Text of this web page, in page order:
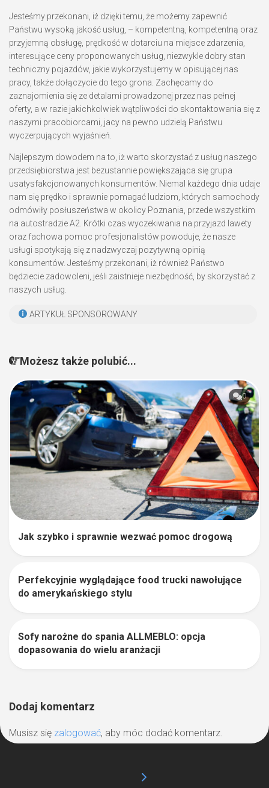
Jesteśmy przekonani, iż dzięki temu, że możemy zapewnić
Państwu wysoką jakość usług, – kompetentną, kompetentną oraz
przyjemną obsługę, prędkość w dotarciu na miejsce zdarzenia,
interesujące ceny proponowanych usług, niezwykle dobry stan
techniczny pojazdów, jakie wykorzystujemy w opisującej nas
pracy, także dołączycie do tego grona. Zachęcamy do
zaznajomienia się ze detalami prowadzonej przez nas pełnej
oferty, a w razie jakichkolwiek wątpliwości do skontaktowania się z
naszymi pracobiorcami, jacy na pewno udzielą Państwu
wyczerpujących wyjaśnień.
Najlepszym dowodem na to, iż warto skorzystać z usług naszego
przedsiębiorstwa jest bezustannie powiększająca się grupa
usatysfakcjonowanych konsumentów. Niemal każdego dnia udaje
nam się prędko i sprawnie pomagać ludziom, których samochody
odmówiły posłuszeństwa w okolicy Poznania, przede wszystkim
na autostradzie A2. Krótki czas wyczekiwania na przyjazd lawety
oraz fachowa pomoc profesjonalistów powoduje, że nasze
usługi spotykają się z nadzwyczaj pozytywną opinią
konsumentów. Jesteśmy przekonani, iż również Państwo
będziecie zadowoleni, jeśli zaistnieje niezbędność, by skorzystać z
naszych usług.
ARTYKUŁ SPONSOROWANY
Możesz także polubić...
0
Jak szybko i sprawnie wezwać pomoc drogową
Perfekcyjnie wyglądające food trucki nawołujące
do amerykańskiego stylu
Sofy narożne do spania ALLMEBLO: opcja
dopasowania do wielu aranżacji
Dodaj komentarz
Musisz się zalogować, aby móc dodać komentarz.